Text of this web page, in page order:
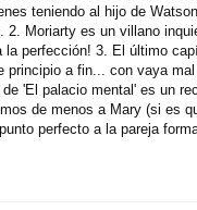
teniendo al hijo de
2. Moriarty es un villano
la perfección! 3. El último
principio a fin... con vaya mal
'El palacio mental' es un
de menos a Mary (si es
perfecto a la pareja